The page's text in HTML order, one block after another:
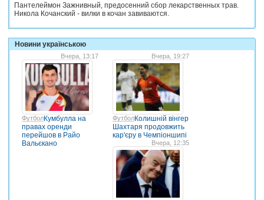
Пантелеймон Зажнивный, предосенний сбор лекарственных трав.
Никола Кочанский - вилки в кочан завиваются.
Новини українською
Вчера, 13:17
ФутболКумбулла на
правах оренди
перейшов в Райо
Вальєкано
Вчера, 19:27
ФутболКолишній вінгер
Шахтаря продовжить
кар'єру в Чемпіоншипі
Вчера, 12:35